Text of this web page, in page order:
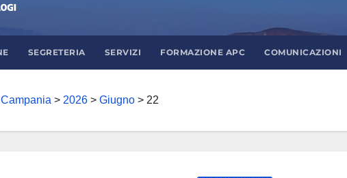
SEGRETERIA SERVIZI FORMAZIONE APC COMUNICAZIONI
> 2026 > Giugno > 22